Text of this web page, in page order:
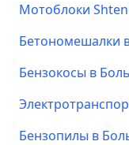
Мотоблоки
Бетономешалки
Бензокосы в
Бензопилы в